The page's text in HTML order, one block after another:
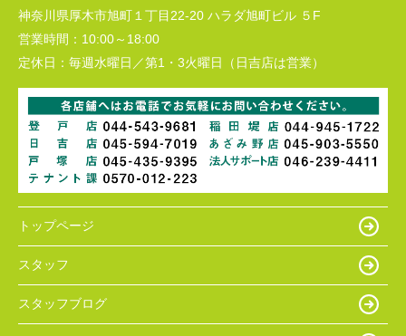
神奈川県厚木市旭町１丁目22-20 ハラダ旭町ビル ５F
営業時間： 10:00～18:00
定休日： 毎週水曜日／第1・3火曜日（日吉店は営業）
トップページ
スタッフ
スタッフブログ